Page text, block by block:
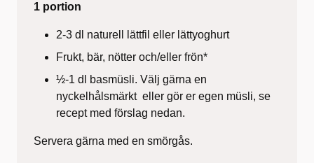
1 portion
2-3 dl naturell lättfil eller lättyoghurt
Frukt, bär, nötter och/eller frön*
½-1 dl basmüsli. Välj gärna en
nyckelhålsmärkt eller gör er egen müsli, se
recept med förslag nedan.
Servera gärna med en smörgås.